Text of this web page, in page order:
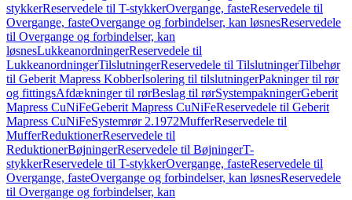
stykkerReservedele til T-stykkerOvergange, fasteReservedele til
Overgange, fasteOvergange og forbindelser, kan løsnesReservedele
til Overgange og forbindelser, kan
løsnesLukkeanordningerReservedele til
LukkeanordningerTilslutningerReservedele til TilslutningerTilbehør
til Geberit Mapress KobberIsolering til tilslutningerPakninger til rør
og fittingsAfdækninger til rørBeslag til rørSystempakningerGeberit
Mapress CuNiFeGeberit Mapress CuNiFeReservedele til Geberit
Mapress CuNiFeSystemrør 2.1972MufferReservedele til
MufferReduktionerReservedele til
ReduktionerBøjningerReservedele til BøjningerT-
stykkerReservedele til T-stykkerOvergange, fasteReservedele til
Overgange, fasteOvergange og forbindelser, kan løsnesReservedele
til Overgange og forbindelser, kan